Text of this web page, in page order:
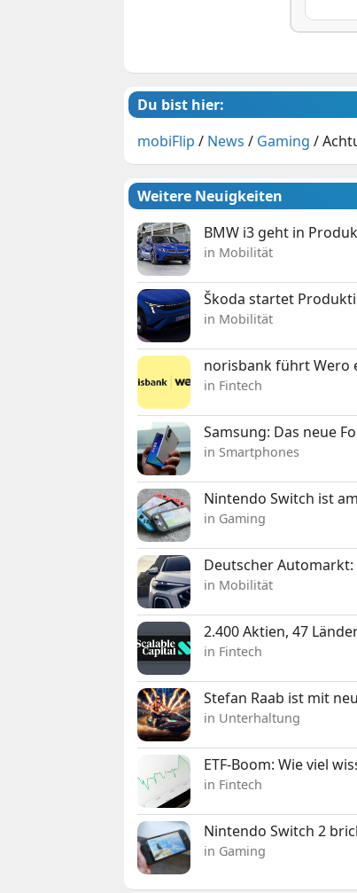
Du bist hier:
mobiFlip / News / Gaming /
Weitere Neuigkeiten
BMW i3 geht in
in Mobilität
Škoda startet
in Mobilität
norisbank führt Wero
in Fintech
Samsung: Das neue
in Smartphones
Nintendo Switch ist
in Gaming
Deutscher Automarkt:
in Mobilität
2.400 Aktien, 47
in Fintech
Stefan Raab ist mit
in Unterhaltung
ETF-Boom: Wie viel
in Fintech
Nintendo Switch 2
in Gaming